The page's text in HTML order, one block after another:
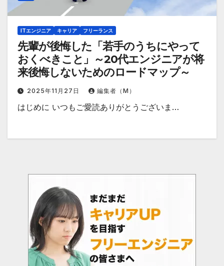
ITエンジニア キャリア フリーランス
先輩が後悔した「若手のうちにやって
おくべきこと」～20代エンジニアが将
来後悔しないためのロードマップ～
2025年11月27日 編集者（M）
はじめに いつもご愛読ありがとうございま…